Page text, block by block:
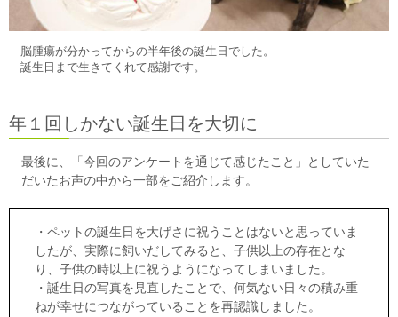
脳腫瘍が分かってからの半年後の誕生日でした。
誕生日まで生きてくれて感謝です。
年１回しかない誕生日を大切に
最後に、「今回のアンケートを通じて感じたこと」としていた
だいたお声の中から一部をご紹介します。
・ペットの誕生日を大げさに祝うことはないと思っていま
したが、実際に飼いだしてみると、子供以上の存在とな
り、子供の時以上に祝うようになってしまいました。
・誕生日の写真を見直したことで、何気ない日々の積み重
ねが幸せにつながっていることを再認識しました。